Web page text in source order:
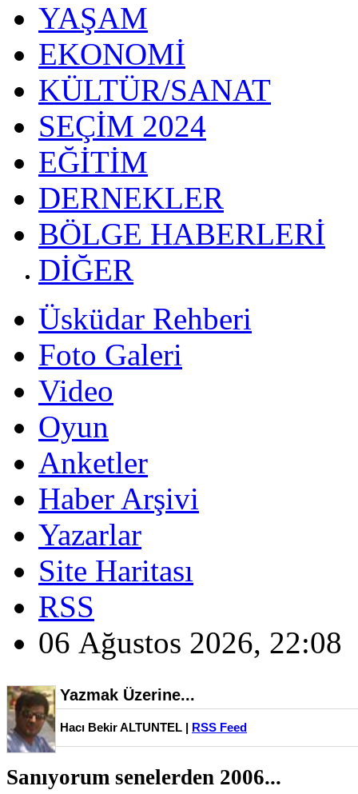
YAŞAM
EKONOMİ
KÜLTÜR/SANAT
SEÇİM 2024
EĞİTİM
DERNEKLER
BÖLGE HABERLERİ
DİĞER
Üsküdar Rehberi
Foto Galeri
Video
Oyun
Anketler
Haber Arşivi
Yazarlar
Site Haritası
RSS
06 Ağustos 2026, 22:08
Yazmak Üzerine...
Hacı Bekir ALTUNTEL | RSS Feed
Sanıyorum senelerden 2006...